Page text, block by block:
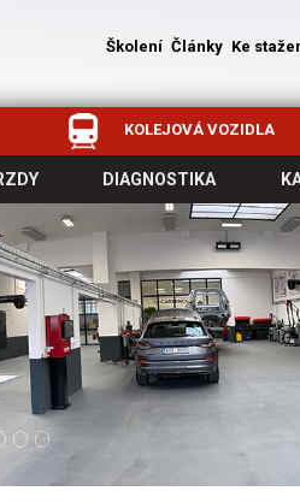
Školení Články Ke
KOLEJOVÁ VOZIDLA
DIAGNOSTIKA